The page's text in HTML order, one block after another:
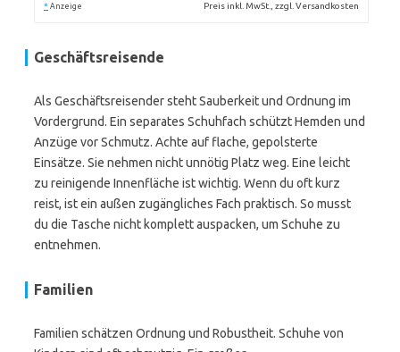
* Anzeige Preis inkl. MwSt., zzgl. Versandkosten
Geschäftsreisende
Als Geschäftsreisender steht Sauberkeit und Ordnung im
Vordergrund. Ein separates Schuhfach schützt Hemden und
Anzüge vor Schmutz. Achte auf flache, gepolsterte
Einsätze. Sie nehmen nicht unnötig Platz weg. Eine leicht
zu reinigende Innenfläche ist wichtig. Wenn du oft kurz
reist, ist ein außen zugängliches Fach praktisch. So musst
du die Tasche nicht komplett auspacken, um Schuhe zu
entnehmen.
Familien
Familien schätzen Ordnung und Robustheit. Schuhe von